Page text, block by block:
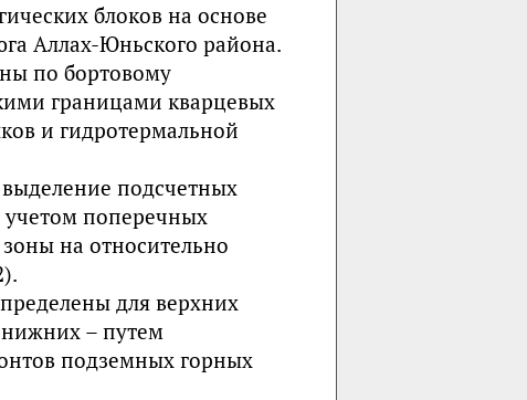
блоков на основе
Аллах-Юньского района.
по бортовому
границами кварцевых
и гидротермальной
подсчетных
поперечных
на относительно
для верхних
– путем
подземных горных